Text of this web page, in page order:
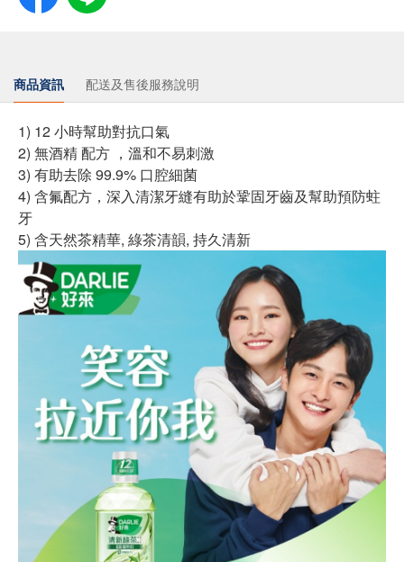
商品資訊 配送及售後服務說明
1) 12 小時幫助對抗口氣
2) 無酒精 配方 ，溫和不易刺激
3) 有助去除 99.9% 口腔細菌
4) 含氟配方，深入清潔牙縫有助於鞏固牙齒及幫助預防蛀
牙
5) 含天然茶精華, 綠茶清韻, 持久清新